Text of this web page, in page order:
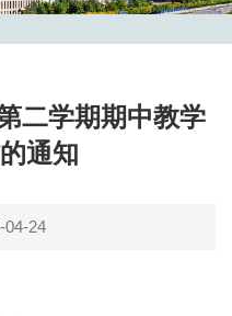
二学期期中教学
通知
04-24